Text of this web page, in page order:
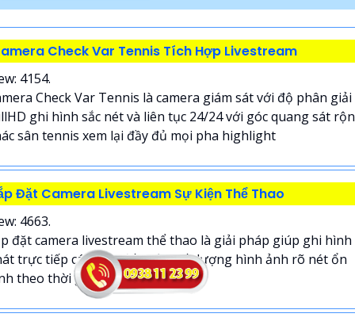
Check Var Tennis Tích Hợp Livestream
4154.
Check Var Tennis là camera giám sát với độ phân giải
ghi hình sắc nét và liên tục 24/24 với góc quang sát
sân tennis xem lại đầy đủ mọi pha highlight
Đặt Camera Livestream Sự Kiện Thể Thao
4663.
đặt camera livestream thể thao là giải pháp giúp ghi hình
trực tiếp các trận đấu với chất lượng hình ảnh rõ nét ổn
theo thời gian thực